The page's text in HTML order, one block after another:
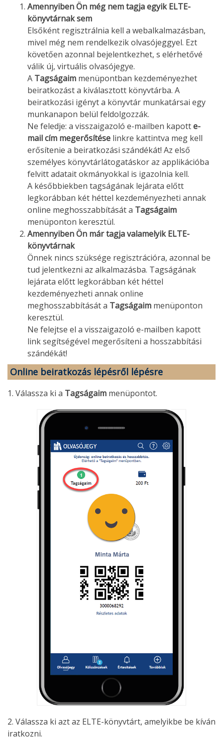
Amennyiben Ön még nem tagja egyik ELTE-
könyvtárnak sem
Elsőként regisztrálnia kell a webalkalmazásban,
mivel még nem rendelkezik olvasójeggyel. Ezt
követően azonnal bejelentkezhet, s elérhetővé
válik új, virtuális olvasójegye.
A Tagságaim menüpontban kezdeményezhet
beiratkozást a kiválasztott könyvtárba. A
beiratkozási igényt a könyvtár munkatársai egy
munkanapon belül feldolgozzák.
Ne feledje: a visszaigazoló e-mailben kapotte-
mail cím megerősítése linkre kattintva meg kell
erősítenie a beiratkozási szándékát! Az első
személyes könyvtárlátogatáskor az applikációba
felvitt adatait okmányokkal is igazolnia kell.
A későbbiekben tagságának lejárata előtt
legkorábban két héttel kezdeményezheti annak
online meghosszabbítását a Tagságaim
menüponton keresztül.
Amennyiben Ön már tagja valamelyik ELTE-
könyvtárnak
Önnek nincs szüksége regisztrációra, azonnal be
tud jelentkezni az alkalmazásba. Tagságának
lejárata előtt legkorábban két héttel
kezdeményezheti annak online
meghosszabbítását a Tagságaim menüponton
keresztül.
Ne felejtse el a visszaigazoló e-mailben kapott
link segítségével megerősíteni a hosszabbítási
szándékát!
Online beiratkozás lépésről lépésre
1. Válassza ki a Tagságaim menüpontot.
2. Válassza ki azt az ELTE-könyvtárt, amelyikbe be kíván
iratkozni.